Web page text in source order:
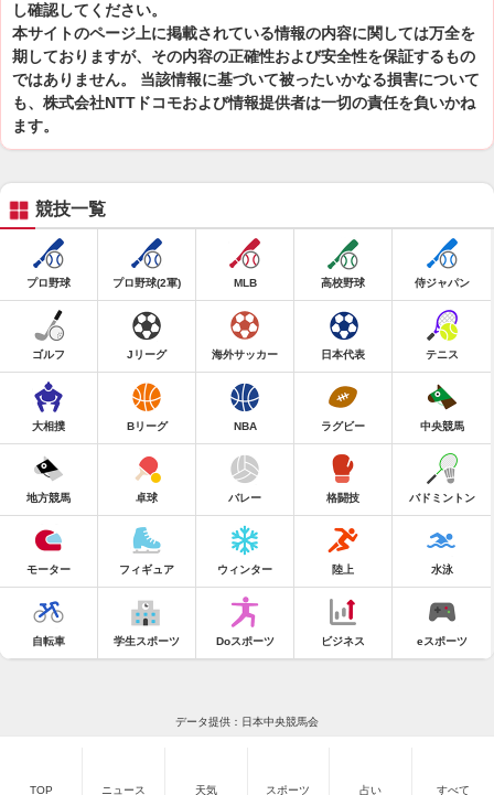
し確認してください。
本サイトのページ上に掲載されている情報の内容に関しては万全を
期しておりますが、その内容の正確性および安全性を保証するもの
ではありません。 当該情報に基づいて被ったいかなる損害について
も、株式会社NTTドコモおよび情報提供者は一切の責任を負いかね
ます。
競技一覧
プロ野球 プロ野球(2軍) MLB 高校野球 侍ジャパン
ゴルフ Jリーグ 海外サッカー 日本代表 テニス
大相撲 Bリーグ NBA ラグビー 中央競馬
地方競馬 卓球 バレー 格闘技 バドミントン
モーター フィギュア ウィンター 陸上 水泳
自転車 学生スポーツ Doスポーツ ビジネス eスポーツ
データ提供：日本中央競馬会
TOP ニュース 天気 スポーツ 占い すべて